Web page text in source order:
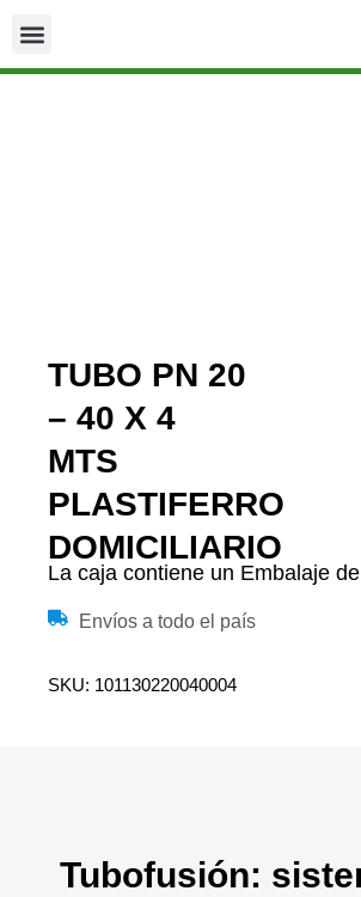
TUBO PN 20
– 40 X 4
MTS
PLASTIFERRO
DOMICILIARIO
La caja contiene un Embalaje
Envíos a todo el país
SKU: 101130220040004
Tubofusión: